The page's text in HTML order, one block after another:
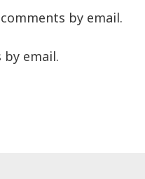
by email.
email.